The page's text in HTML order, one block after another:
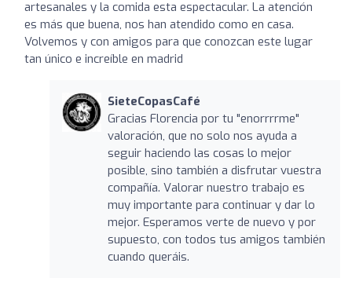
artesanales y la comida esta espectacular. La atención
es más que buena, nos han atendido como en casa.
Volvemos y con amigos para que conozcan este lugar
tan único e increíble en madrid
SieteCopasCafé
Gracias Florencia por tu "enorrrrme"
valoración, que no solo nos ayuda a
seguir haciendo las cosas lo mejor
posible, sino también a disfrutar vuestra
compañía. Valorar nuestro trabajo es
muy importante para continuar y dar lo
mejor. Esperamos verte de nuevo y por
supuesto, con todos tus amigos también
cuando queráis.